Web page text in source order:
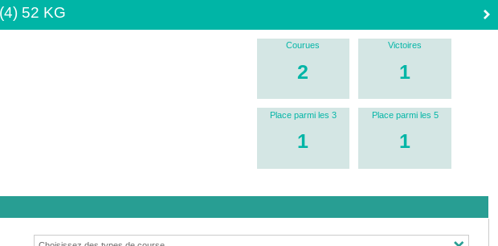
52 KG
Courues
2
Victoires
1
Place parmi les 3
1
Place parmi les 5
1